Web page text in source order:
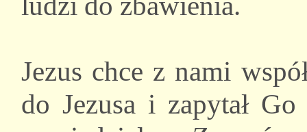
Jezus chce z nami
do Jezusa i zapytał